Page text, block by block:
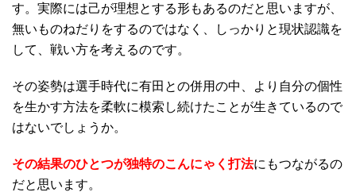
す。実際には己が理想とする形もあるのだと思いますが、
無いものねだりをするのではなく、しっかりと現状認識を
して、戦い方を考えるのです。
その姿勢は選手時代に有田との併用の中、より自分の個性
を生かす方法を柔軟に模索し続けたことが生きているので
はないでしょうか。
その結果のひとつが独特のこんにゃく打法にもつながるの
だと思います。